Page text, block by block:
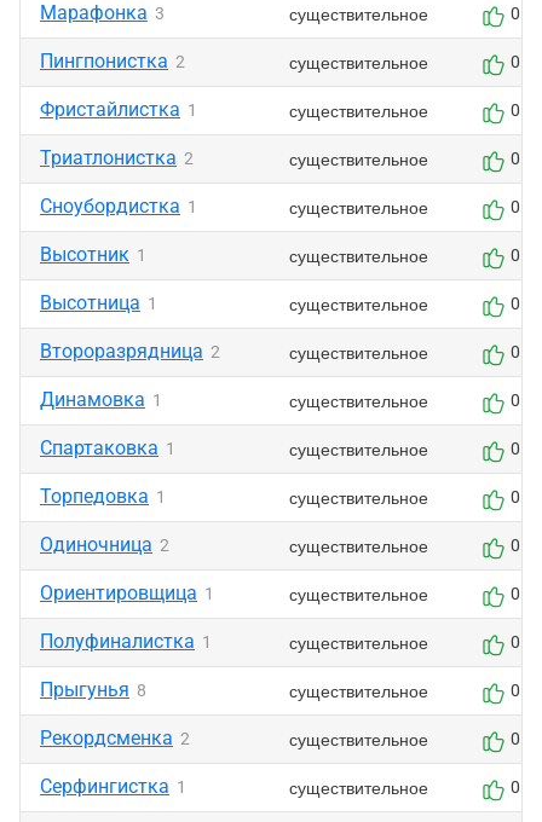
Марафонка 3 существительное 0
Пингпонистка 2 существительное 0
Фристайлистка 1 существительное 0
Триатлонистка 2 существительное 0
Сноубордистка 1 существительное 0
Высотник 1 существительное 0
Высотница 1 существительное 0
Второразрядница 2 существительное 0
Динамовка 1 существительное 0
Спартаковка 1 существительное 0
Торпедовка 1 существительное 0
Одиночница 2 существительное 0
Ориентировщица 1 существительное 0
Полуфиналистка 1 существительное 0
Прыгунья 8 существительное 0
Рекордсменка 2 существительное 0
Серфингистка 1 существительное 0